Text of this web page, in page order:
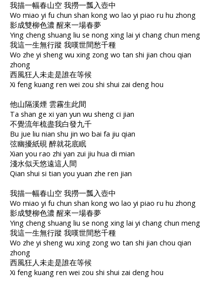
我描一幅春山空 我撈一瓢入壺中
Wo miao yi fu chun shan kong wo lao yi piao ru hu zhong
影成雙柳色濃 醒來一場春夢
Ying cheng shuang liu se nong xing lai yi chang chun meng
我這一生無行蹤 我嘆世間愁千種
Wo zhe yi sheng wu xing zong wo tan shi jian chou qian
zhong
西風狂人未走是誰在等候
Xi feng kuang ren wei zou shi shui zai deng hou
他山隔溪煙 雲霧生此間
Ta shan ge xi yan yun wu sheng ci jian
不覺流年梳盡我白發九千
Bu jue liu nian shu jin wo bai fa jiu qian
弦幽擾紙硯 醉就花底眠
Xian you rao zhi yan zui jiu hua di mian
淺水似天悠遠這人間
Qian shui si tian you yuan zhe ren jian
我描一幅春山空 我撈一瓢入壺中
Wo miao yi fu chun shan kong wo lao yi piao ru hu zhong
影成雙柳色濃 醒來一場春夢
Ying cheng shuang liu se nong xing lai yi chang chun meng
我這一生無行蹤 我嘆世間愁千種
Wo zhe yi sheng wu xing zong wo tan shi jian chou qian
zhong
西風狂人未走是誰在等候
Xi feng kuang ren wei zou shi shui zai deng hou